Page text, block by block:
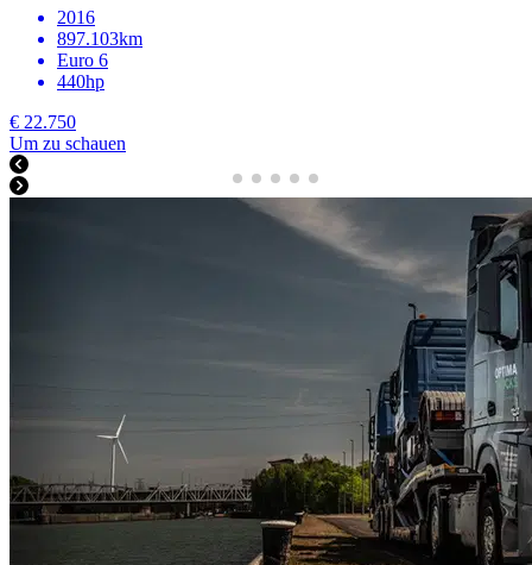
2016
897.103km
Euro 6
440hp
€ 22.750
Um zu schauen